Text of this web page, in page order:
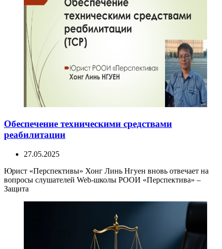
Обеспечение техническими средствами
реабилитации
27.05.2025
Юрист «Перспективы» Хонг Линь Нгуен вновь отвечает на
вопросы слушателей Web-школы РООИ «Перспектива» –
Защита